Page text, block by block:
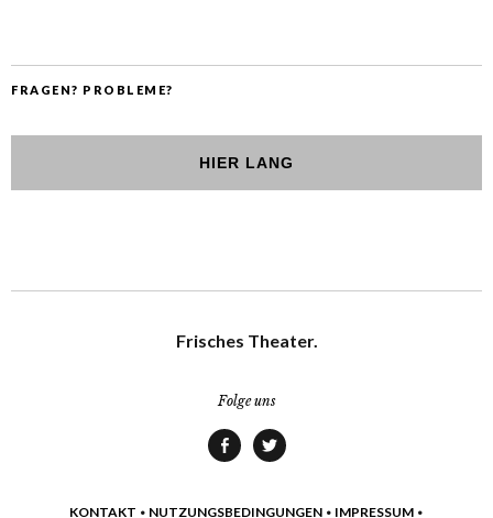
FRAGEN? PROBLEME?
HIER LANG
Frisches Theater.
Folge uns
KONTAKT • NUTZUNGSBEDINGUNGEN • IMPRESSUM •